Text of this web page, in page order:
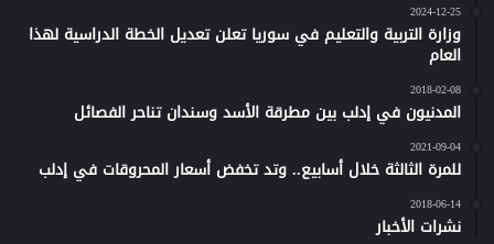
2024-12-25
وزارة التربية والتعليم في سوريا تعلن تعديل الخطة الدراسية لهذا
العام
2018-02-08
المدنيون في إدلب بين مطرقة الأسد وسندان تناحر الفصائل
2021-09-04
للمرة الثالثة خلال أسابيع.. وتد تخفض أسعار المحروقات في إدلب
2018-06-14
نشرات الأخبار